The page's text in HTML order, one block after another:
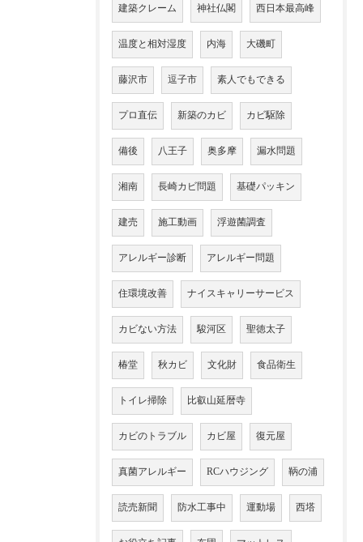
建築クレーム 神社仏閣 西日本最高峰
温度と相対湿度 内海 大磯町
藤沢市 逗子市 素人でもできる
プロ直伝 新築のカビ カビ駆除
備後 八王子 奥多摩 漏水問題
湘南 長崎カビ問題 基礎パッキン
建売 施工動画 浮遊菌調査
アレルギー診断 アレルギー問題
住環境改善 ナイスキャリーサービス
カビない方法 駿河区 聖徳太子
椿堂 秋カビ 文化財 食品衛生
トイレ掃除 比叡山延暦寺
カビのトラブル カビ屋 復元屋
真菌アレルギー RCハウジング 鞆の浦
読売新聞 防水工事中 運動場 西塔